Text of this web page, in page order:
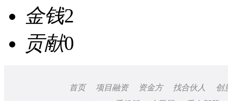
金钱2
贡献0
首页 项目融资 资金方 找合伙人
创